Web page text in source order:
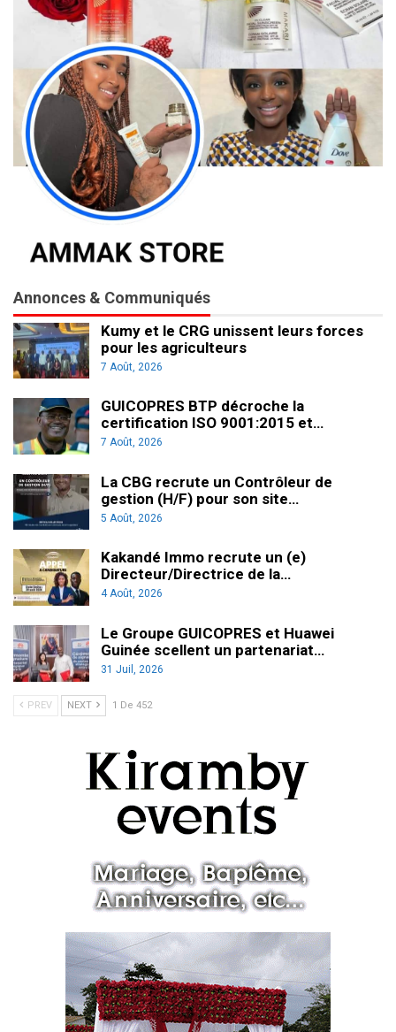
Annonces & Communiqués
Kumy et le CRG unissent leurs forces
pour les agriculteurs
7 Août, 2026
GUICOPRES BTP décroche la
certification ISO 9001:2015 et…
7 Août, 2026
La CBG recrute un Contrôleur de
gestion (H/F) pour son site…
5 Août, 2026
Kakandé Immo recrute un (e)
Directeur/Directrice de la…
4 Août, 2026
Le Groupe GUICOPRES et Huawei
Guinée scellent un partenariat…
31 Juil, 2026
PREV NEXT 1 De 452